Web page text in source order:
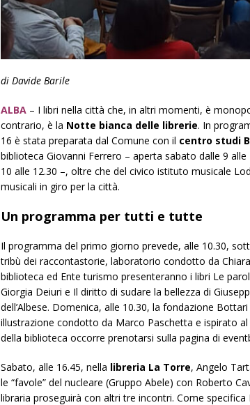
di Davide Barile
ALBA – I libri nella città che, in altri momenti, è
contrario, è la Notte bianca delle librerie. In
16 è stata preparata dal Comune con il centro studi
biblioteca Giovanni Ferrero – aperta sabato dalle 9 alle
10 alle 12.30 –, oltre che del civico istituto musicale
musicali in giro per la città.
Un programma per tutti e tutte
Il programma del primo giorno prevede, alle 10.30,
tribù dei raccontastorie, laboratorio condotto da
biblioteca ed Ente turismo presenteranno i libri Le
Giorgia Deiuri e Il diritto di sudare la bellezza di
dell’Albese. Domenica, alle 10.30, la fondazione
illustrazione condotto da Marco Paschetta e ispirato al
della biblioteca occorre prenotarsi sulla pagina di
Sabato, alle 16.45, nella libreria La Torre, Angelo
le “favole” del nucleare (Gruppo Abele) con Roberto
libraria proseguirà con altri tre incontri. Come